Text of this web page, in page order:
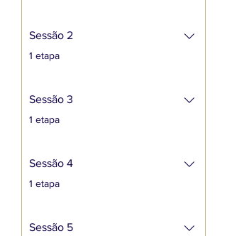
Sessão 2
.1 etapa
Sessão 3
.1 etapa
Sessão 4
.1 etapa
Sessão 5